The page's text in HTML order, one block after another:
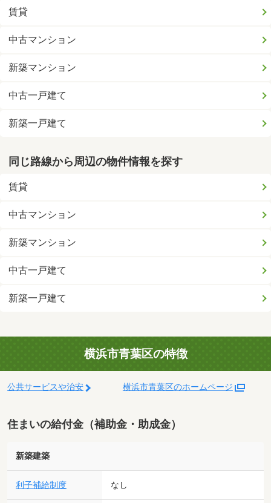
賃貸
中古マンション
新築マンション
中古一戸建て
新築一戸建て
同じ路線から周辺の物件情報を探す
賃貸
中古マンション
新築マンション
中古一戸建て
新築一戸建て
横浜市青葉区の特徴
公共サービスや治安 横浜市青葉区のホームページ
住まいの給付金（補助金・助成金）
新築建築
利子補給制度 なし